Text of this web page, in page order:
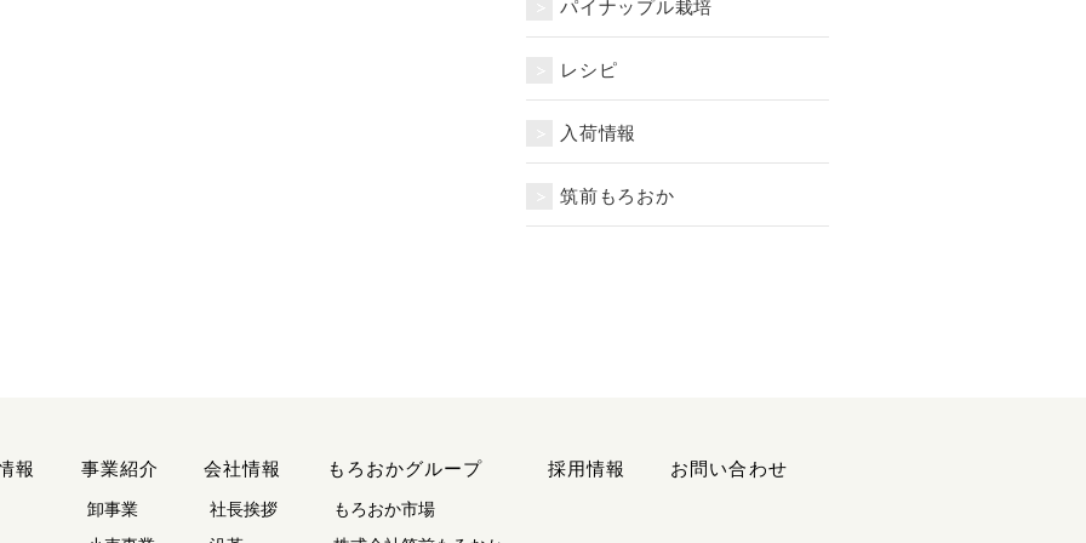
パイナップル栽培
レシピ
入荷情報
筑前もろおか
報 事業紹介
卸事業
会社情報
社長挨拶
もろおかグループ
もろおか市場
採用情報 お問い合わせ